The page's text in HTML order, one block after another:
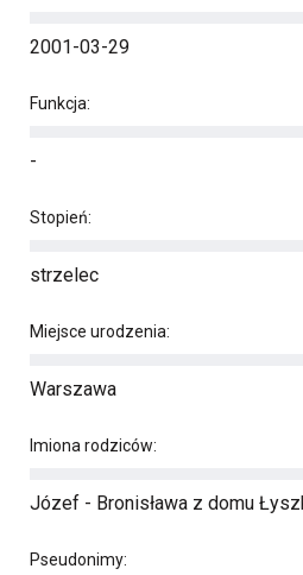
2001-03-29
Funkcja:
-
Stopień:
strzelec
Miejsce urodzenia:
Warszawa
Imiona rodziców:
Józef - Bronisława z domu
Pseudonimy: